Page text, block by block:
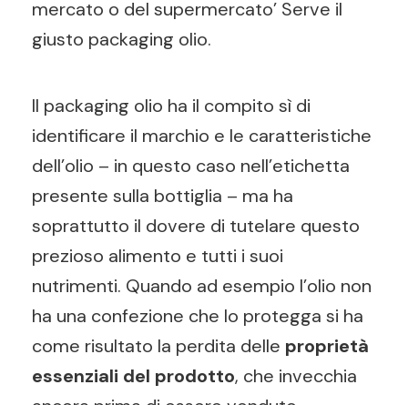
mercato o del supermercato’ Serve il
giusto packaging olio.
Il packaging olio ha il compito sì di
identificare il marchio e le caratteristiche
dell’olio – in questo caso nell’etichetta
presente sulla bottiglia – ma ha
soprattutto il dovere di tutelare questo
prezioso alimento e tutti i suoi
nutrimenti. Quando ad esempio l’olio non
ha una confezione che lo protegga si ha
come risultato la perdita delle proprietà
essenziali del prodotto, che invecchia